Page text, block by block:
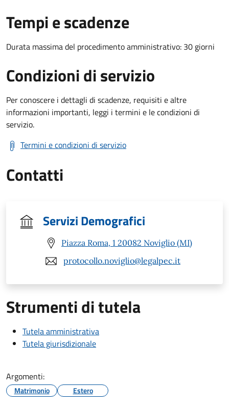
Tempi e scadenze
Durata massima del procedimento amministrativo: 30 giorni
Condizioni di servizio
Per conoscere i dettagli di scadenze, requisiti e altre
informazioni importanti, leggi i termini e le condizioni di
servizio.
Termini e condizioni di servizio
Contatti
Servizi Demografici
Piazza Roma, 1 20082 Noviglio (MI)
protocollo.noviglio@legalpec.it
Strumenti di tutela
Tutela amministrativa
Tutela giurisdizionale
Argomenti:
Matrimonio Estero